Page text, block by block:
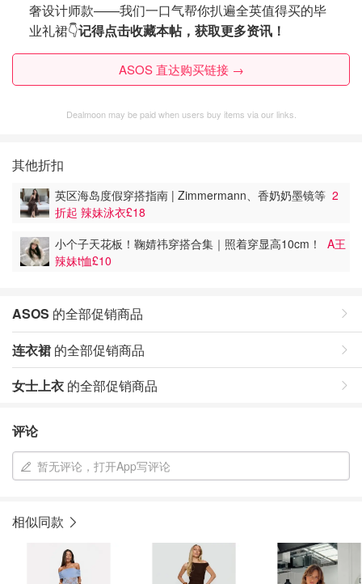
奢设计师款——我们一口气帮你扒遍全英值得买的毕
业礼裙👇记得点击收藏本帖，获取更多资讯！
ASOS 直达购买链接 →
Dealmoon may be paid when users buy items via our links.
其他折扣
英区海岛度假穿搭指南 | Zimmermann、香奶奶墨镜等 2
折起 辣妹泳衣£18
小个子天花板！鞠婧祎穿搭合集｜照着穿显高10cm！ A王
辣妹t恤£10
ASOS 的全部促销商品
连衣裙 的全部促销商品
女士上衣 的全部促销商品
评论
暂无评论，打开App写评论
相似同款